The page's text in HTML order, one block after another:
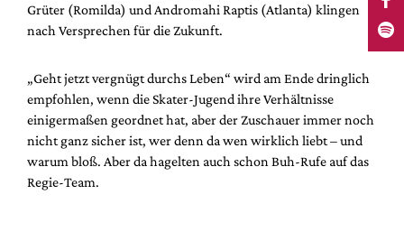
Grüter (Romilda) und Andromahi Raptis (Atlanta) klingen
nach Versprechen für die Zukunft.
„Geht jetzt vergnügt durchs Leben“ wird am Ende dringlich
empfohlen, wenn die Skater-Jugend ihre Verhältnisse
einigermaßen geordnet hat, aber der Zuschauer immer noch
nicht ganz sicher ist, wer denn da wen wirklich liebt – und
warum bloß. Aber da hagelten auch schon Buh-Rufe auf das
Regie-Team.